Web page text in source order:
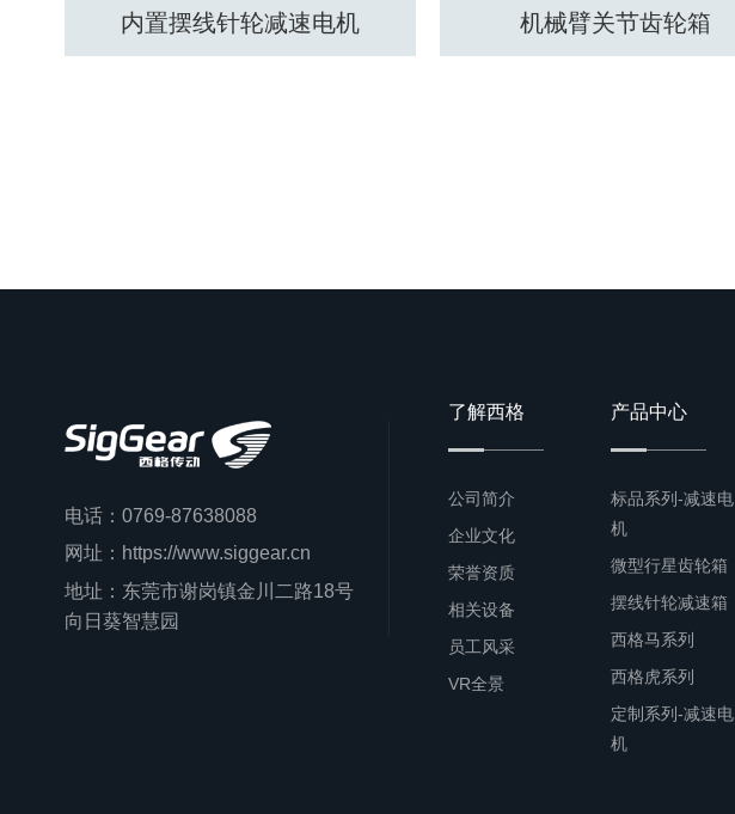
机械臂关节齿轮箱 22mm行星齿轮箱
电话：0769-87638088
网址：https://www.siggear.cn
地址：东莞市谢岗镇金川二路18号
向日葵智慧园
了解西格
公司简介
企业文化
荣誉资质
相关设备
员工风采
VR全景
产品中心
标品系列-减速电
机
微型行星齿轮箱
摆线针轮减速箱
西格马系列
西格虎系列
定制系列-减速电
机